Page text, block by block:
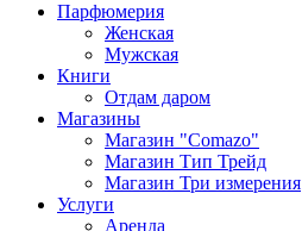
Парфюмерия
Женская
Мужская
Книги
Отдам даром
Магазины
Магазин "Comazo"
Магазин Тип Трейд
Магазин Три измерения
Услуги
Аренда